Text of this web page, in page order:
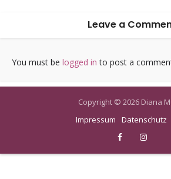
Leave a
You must be logged in to post a
Copyright © 2026 Diana
Impressum
Datenschutz